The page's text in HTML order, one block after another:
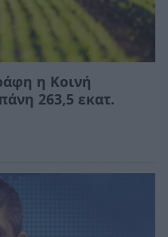
η Κοινή
263,5 εκατ.